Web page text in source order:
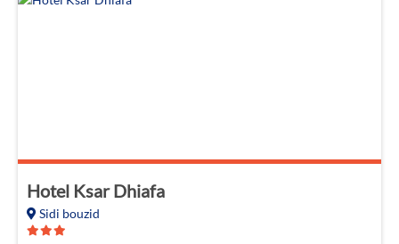
Hotel Ksar Dhiafa
Sidi bouzid